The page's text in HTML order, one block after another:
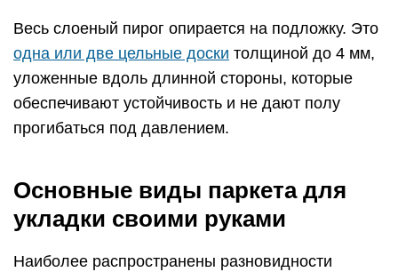
Весь слоеный пирог опирается на подложку. Это
одна или две цельные доски толщиной до 4 мм,
уложенные вдоль длинной стороны, которые
обеспечивают устойчивость и не дают полу
прогибаться под давлением.
Основные виды паркета для
укладки своими руками
Наиболее распространены разновидности